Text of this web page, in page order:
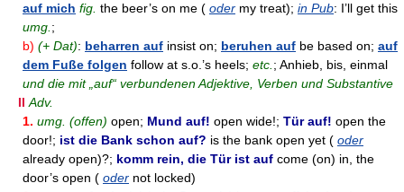
auf mich fig. the beer’s on me ( oder my treat); in Pub: I’ll get this
umg. ;
b) (+ Dat): beharren auf insist on; beruhen auf be based on; auf
dem Fuße folgen follow at s.o.’s heels; etc. ; Anhieb, bis, einmal
und die mit „auf“ verbundenen Adjektive, Verben und Substantive
II Adv.
1. umg. (offen) open; Mund auf! open wide!; Tür auf! open the
door!; ist die Bank schon auf? is the bank open yet ( oder
already open)?; komm rein, die Tür ist auf come (on) in, the
door’s open ( oder not locked)